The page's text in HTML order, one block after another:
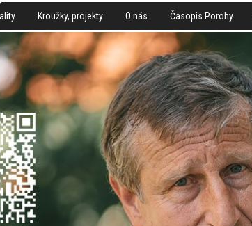
Kroužky, projekty O nás Časopis Porohy